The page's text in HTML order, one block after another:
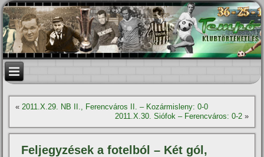
«2011.X.29. NB II., Ferencváros II. – Kozármisleny: 0-0
2011.X.30. Siófok – Ferencváros: 0-2»
Feljegyzések a fotelból – Két gól,